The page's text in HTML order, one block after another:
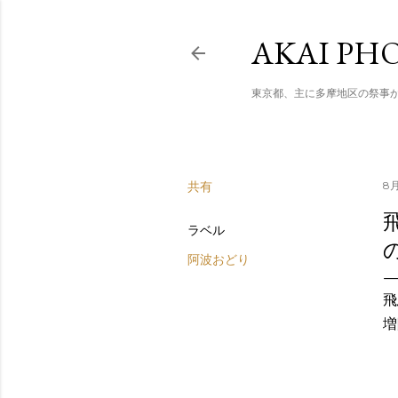
AKAI
東京都、主に多摩地区の祭事
共有
ラベル
阿波おどり
8